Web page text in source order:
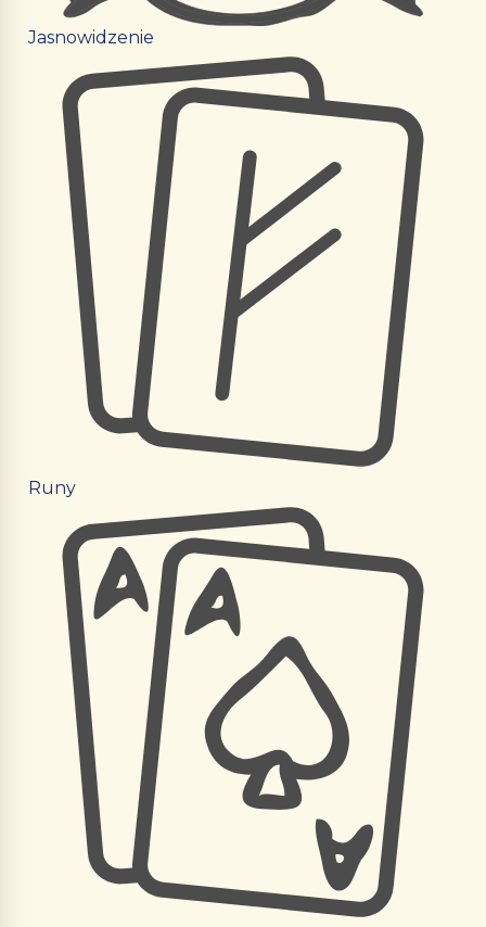
Jasnowidzenie
Runy